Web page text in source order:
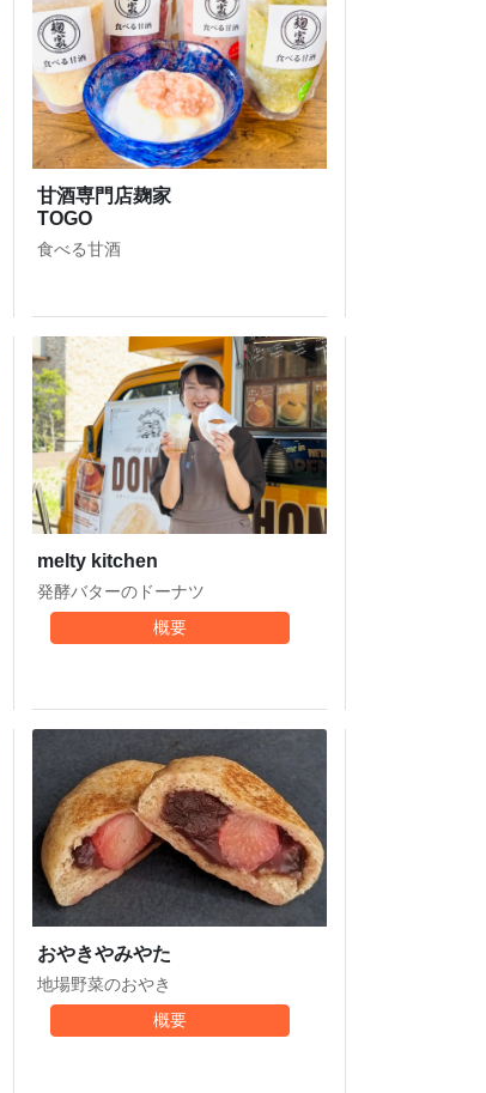
甘酒専門店麹家
TOGO
食べる甘酒
melty kitchen
発酵バターのドーナツ
概要
おやきやみやた
地場野菜のおやき
概要